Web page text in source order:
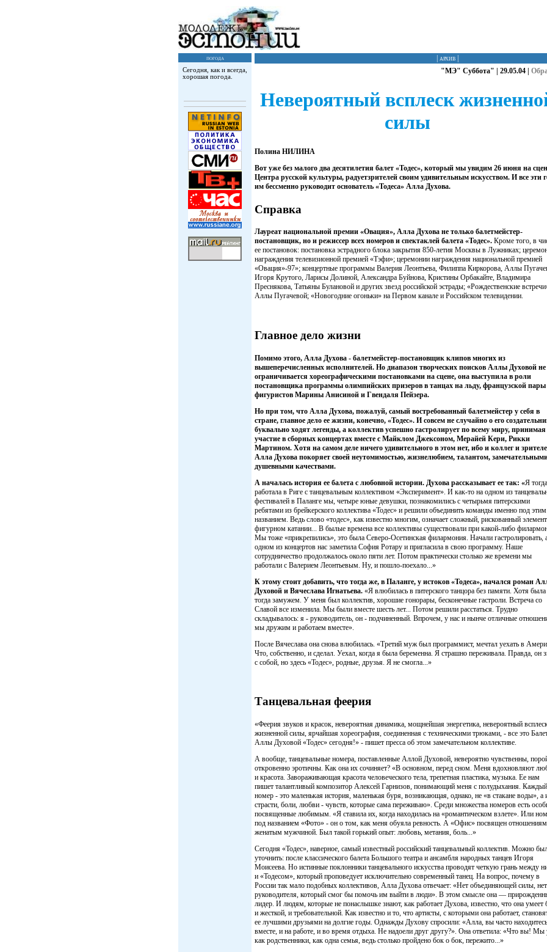
погода
Сегодня, как и всегда,
хорошая погода.
архив
"МЭ" Суббота" | 29.05.04 |
Невероятный всплеск
силы
Полина НИЛИНА
Вот уже без малого два десятилетия балет «Тодес», который мы увидим 26 июня на
Центра русской культуры, радуетзрителей своим удивительным искусством. И все эти
им бессменно руководит основатель «Тодеса» Алла Духова.
Справка
Лауреат национальной премии «Овация», Алла Духова не только балетмейстер-
постановщик, но и режиссер всех номеров и спектаклей балета «Тодес». Кроме того, в
ее постановок: постановка эстрадного блока закрытия 850-летия Москвы в Лужниках;
награждения телевизионной премией «Тэфи»; церемонии награждения национальной премией
«Овация»-97»; концертные программы Валерия Леонтьева, Филиппа Киркорова, Аллы
Игоря Крутого, Ларисы Долиной, Александра Буйнова, Кристины Орбакайте, Владимира
Преснякова, Татьяны Булановой и других звезд российской эстрады; «Рождественские
Аллы Пугачевой; «Новогодние огоньки» на Первом канале и Российском телевидении.
Главное дело жизни
Помимо этого, Алла Духова - балетмейстер-постановщик клипов многих из
вышеперечисленных исполнителей. Но диапазон творческих поисков Аллы Духовой не
ограничивается хореографическими постановками на сцене, она выступила в роли
постановщика программы олимпийских призеров в танцах на льду, французской пары
фигуристов Марины Анисиной и Гвендаля Пейзера.
Но при том, что Алла Духова, пожалуй, самый востребованный балетмейстер у себя в
стране, главное дело ее жизни, конечно, «Тодес». И совсем не случайно о его
буквально ходят легенды, а коллектив успешно гастролирует по всему миру, принимая
участие в сборных концертах вместе с Майклом Джексоном, Мерайей Кери, Рикки
Мартином. Хотя на самом деле ничего удивительного в этом нет, ибо и коллег и
Алла Духова покоряет своей неутомимостью, жизнелюбием, талантом,
душевными качествами.
А началась история ее балета с любовной истории. Духова рассказывает ее так: «Я тогда
работала в Риге с танцевальным коллективом «Эксперимент». И как-то на одном из
фестивалей в Паланге мы, четыре юные девушки, познакомились с четырьмя питерскими
ребятами из брейкерского коллектива «Тодес» и решили объединить команды именно под этим
названием. Ведь слово «тодес», как известно многим, означает сложный, рискованный
фигурном катании... В былые времена все коллективы существовали при какой-либо
Мы тоже «прикрепились», это была Северо-Осетинская филармония. Начали гастролировать,
одном из концертов нас заметила София Ротару и пригласила в свою программу. Наше
сотрудничество продолжалось около пяти лет. Потом практически столько же времени мы
работали с Валерием Леонтьевым. Ну, и пошло-поехало...»
К этому стоит добавить, что тогда же, в Паланге, у истоков «Тодеса», начался роман
Духовой и Вячеслава Игнатьева. «Я влюбилась в питерского танцора без памяти. Хотя была
тогда замужем. У меня был коллектив, хорошие гонорары, бесконечные гастроли. Встреча со
Славой все изменила. Мы были вместе шесть лет... Потом решили расстаться. Трудно
складывалось: я - руководитель, он - подчиненный. Впрочем, у нас и нынче отличные
мы дружим и работаем вместе».
После Вячеслава она снова влюбилась. «Третий муж был программист, мечтал уехать в
Что, собственно, и сделал. Уехал, когда я была беременна. Я страшно переживала. Правда, он
с собой, но здесь «Тодес», родные, друзья. Я не смогла...»
Танцевальная феерия
«Феерия звуков и красок, невероятная динамика, мощнейшая энергетика, невероятный
жизненной силы, ярчайшая хореография, соединенная с техническими трюками, - все это
Аллы Духовой «Тодес» сегодня!» - пишет пресса об этом замечательном коллективе.
А вообще, танцевальные номера, поставленные Аллой Духовой, невероятно чувственны,
откровенно эротичны. Как она их сочиняет? «В основном, перед сном. Меня вдохновляют
и красота. Завораживающая красота человеческого тела, трепетная пластика, музыка. Ее нам
пишет талантливый композитор Алексей Гарнизов, понимающий меня с полудыхания. Каждый
номер - это маленькая история, маленькая буря, возникающая, однако, не «в стакане воды», а
страсти, боли, любви - чувств, которые сама переживаю». Среди множества номеров есть
посвященные любимым. «Я ставила их, когда находилась на «романтическом взлете». Или
под названием «Фото» - он о том, как меня обуяла ревность. А «Офис» посвящен
женатым мужчиной. Был такой горький опыт: любовь, метания, боль...»
Сегодня «Тодес», наверное, самый известный российский танцевальный коллектив. Можно
уточнить: после классического балета Большого театра и ансамбля народных танцев Игоря
Моисеева. Но истинные поклонники танцевального искусства проводят четкую грань между
и «Тодесом», который проповедует исключительно современный танец. На вопрос, почему в
России так мало подобных коллективов, Алла Духова отвечает: «Нет объединяющей силы, нет
руководителя, который смог бы помочь им выйти в люди». В этом смысле она —
лидер. И людям, которые не понаслышке знают, как работает Духова, известно, что она умеет
и жесткой, и требовательной. Как известно и то, что артисты, с которыми она работает,
ее лучшими друзьями на долгие годы. Однажды Духову спросили: «Алла, вы часто находитесь
вместе, и на работе, и во время отдыха. Не надоели друг другу?». Она ответила: «Что вы! Мы
как родственники, как одна семья, ведь столько пройдено бок о бок, пережито...»